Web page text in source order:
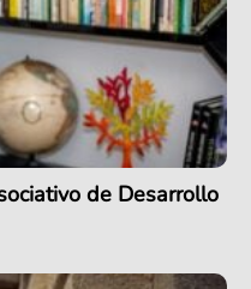
de Desarrollo